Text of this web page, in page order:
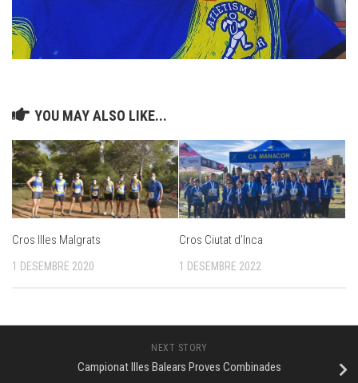
YOU MAY ALSO LIKE...
Cros Illes Malgrats
1 DESEMBRE 2020
Cros Ciutat d’Inca
1 DESEMBRE 2022
NEXT STORY
Campionat Illes Balears Proves Combinades